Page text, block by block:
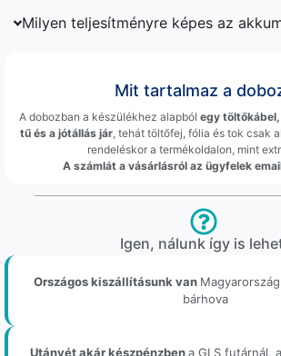
Milyen teljesítményre képes az
Mit tartalmaz a
A dobozban a készülékhez alapból egy
tű és a jótállás jár, tehát töltőfej, fólia és tok csak
rendeléskor a termékoldalon, mint
A számlát a vásárlásról az ügyfelek
Igen, nálunk így is
Országos kiszállításunk van
bárhova
Utánvét akár készpénzbena GLS futárnál,